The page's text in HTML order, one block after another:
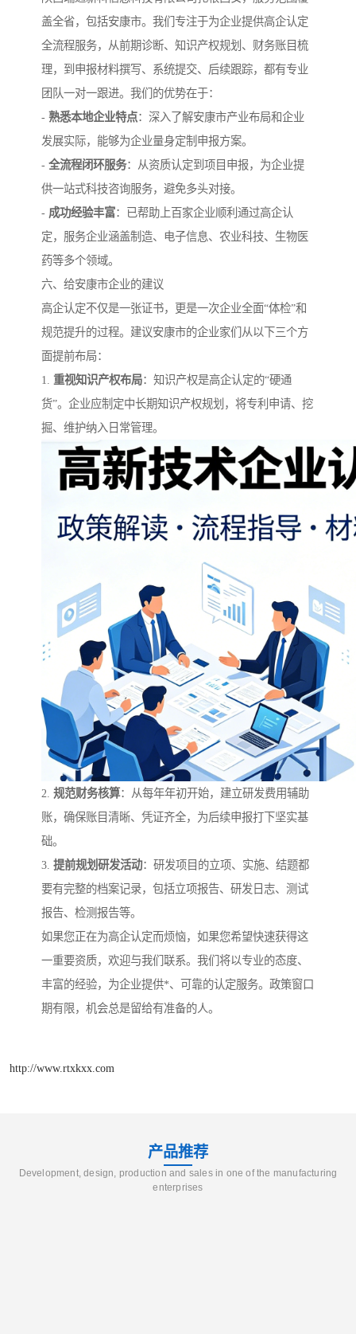
盖全省，包括安康市。我们专注于为企业提供高企认定
全流程服务，从前期诊断、知识产权规划、财务账目梳
理，到申报材料撰写、系统提交、后续跟踪，都有专业
团队一对一跟进。我们的优势在于：
- 熟悉本地企业特点：深入了解安康市产业布局和企业
发展实际，能够为企业量身定制申报方案。
- 全流程闭环服务：从资质认定到项目申报，为企业提
供一站式科技咨询服务，避免多头对接。
- 成功经验丰富：已帮助上百家企业顺利通过高企认
定，服务企业涵盖制造、电子信息、农业科技、生物医
药等多个领域。
六、给安康市企业的建议
高企认定不仅是一张证书，更是一次企业全面“体检”和
规范提升的过程。建议安康市的企业家们从以下三个方
面提前布局：
1. 重视知识产权布局：知识产权是高企认定的“硬通
货”。企业应制定中长期知识产权规划，将专利申请、挖
掘、维护纳入日常管理。
2. 规范财务核算：从每年年初开始，建立研发费用辅助
账，确保账目清晰、凭证齐全，为后续申报打下坚实基
础。
3. 提前规划研发活动：研发项目的立项、实施、结题都
要有完整的档案记录，包括立项报告、研发日志、测试
报告、检测报告等。
如果您正在为高企认定而烦恼，如果您希望快速获得这
一重要资质，欢迎与我们联系。我们将以专业的态度、
丰富的经验，为企业提供*、可靠的认定服务。政策窗口
期有限，机会总是留给有准备的人。
http://www.rtxkxx.com
产品推荐
Development, design, production and sales in one of the manufacturing
enterprises